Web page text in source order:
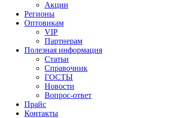
Акции
Регионы
Оптовикам
VIP
Партнерам
Полезная информация
Статьи
Справочник
ГОСТЫ
Новости
Вопрос-ответ
Прайс
Контакты